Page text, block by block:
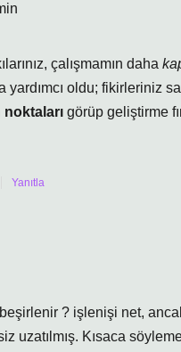
çalışmamın daha
yardımcı oldu; fikirleriniz
görüp geliştirme
Yanıtla
? işlenişi net,
uzatılmış. Kısaca